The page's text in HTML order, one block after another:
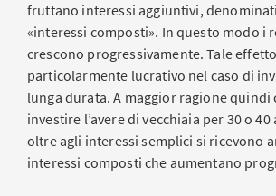
fruttano interessi aggiuntivi,
«interessi composti». In questo modo i
crescono progressivamente. Tale
particolarmente lucrativo nel caso di
lunga durata. A maggior ragione quindi
investire l’avere di vecchiaia per 30 o
oltre agli interessi semplici si ricevono
interessi composti che aumentano